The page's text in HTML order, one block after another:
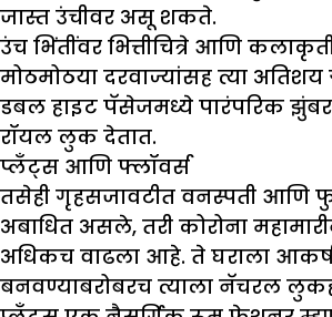
जास्त उंचीवर असू शकते.
उंच भिंतींवर भित्तीचित्रे आणि
मोठमोठया दरवाज्यांसह त्या
डबल हाइट पॅसेजमध्ये पारंपरिक
रॉयल लुक देतात.
प्लँट्स आणि फ्लॉवर्स
तसेही गृहसजावटीत वनस्पती आणि
अबाधित असले, तरी कोरोना
अधिकच वाढला आहे. ते घराला
बनवण्याबरोबरच त्याला नॅचरल